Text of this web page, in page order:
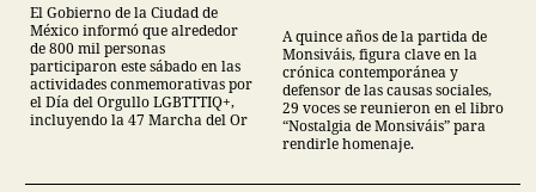
El Gobierno de la Ciudad de
México informó que alrededor
de 800 mil personas
participaron este sábado en las
actividades conmemorativas por
el Día del Orgullo LGBTTTIQ+,
incluyendo la 47 Marcha del Or
A quince años de la partida de
Monsiváis, figura clave en la
crónica contemporánea y
defensor de las causas sociales,
29 voces se reunieron en el libro
“Nostalgia de Monsiváis” para
rendirle homenaje.